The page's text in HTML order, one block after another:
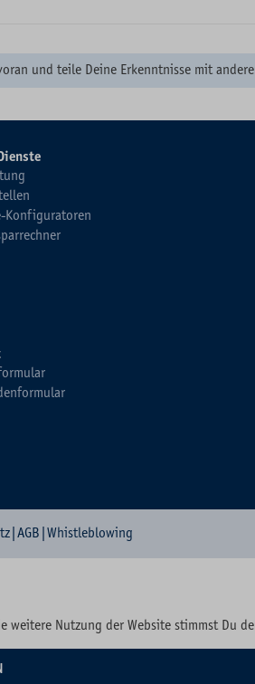
und teile Deine Erkenntnisse mit
Konfiguratoren
AGB Whistleblowing
Nutzung der Website stimmst Du